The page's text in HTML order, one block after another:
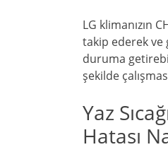
LG klimanızın
takip ederek ve
duruma
şekilde
Yaz
Hatası